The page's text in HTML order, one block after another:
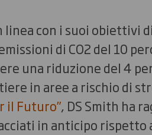
con i suoi obiettivi
di CO2 del 10
una riduzione del 4
in aree a rischio di
il Futuro”, DS Smith ha
in anticipo rispetto